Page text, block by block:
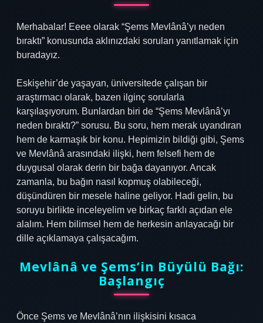
Merhabalar! Eeee olarak “Şems Mevlânâ’yı neden
bıraktı” konusunda aklınızdaki soruları yanıtlamak için
buradayız.
Eskişehir’de yaşayan, üniversitede çalışan bir
araştırmacı olarak, bazen ilginç sorularla
karşılaşıyorum. Bunlardan biri de “Şems Mevlânâ’yı
neden bıraktı?” sorusu. Bu soru, hem merak uyandıran
hem de karmaşık bir konu. Hepimizin bildiği gibi, Şems
ve Mevlânâ arasındaki ilişki, hem felsefi hem de
duygusal olarak derin bir bağa dayanıyor. Ancak
zamanla, bu bağın nasıl kopmuş olabileceği,
düşündüren bir mesele haline geliyor. Hadi gelin, bu
soruyu birlikte inceleyelim ve birkaç farklı açıdan ele
alalım. Hem bilimsel hem de herkesin anlayacağı bir
dille açıklamaya çalışacağım.
Mevlânâ ve Şems’in Büyülü Bağı:
Başlangıç
Önce Şems ve Mevlânâ’nın ilişkisini kısaca